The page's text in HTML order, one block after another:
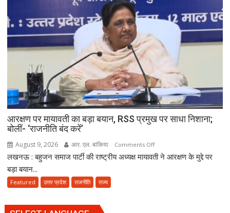
बड़ा
ध्वस्त,
से
23
आरोपी
गिरफ्तार
आरक्षण पर मायावती का बड़ा बयान, RSS प्रमुख पर साधा निशाना;
बोलीं- ‘राजनीति बंद करें’
August 9, 2026 आर. एल. बांकिया Comments Offon
आरक्षण
लखनऊ : बहुजन समाज पार्टी की राष्ट्रीय अध्यक्ष मायावती ने आरक्षण के मुद्दे पर
बड़ा बयान...
Featured उत्तर प्रदेश राजनीति राज्य